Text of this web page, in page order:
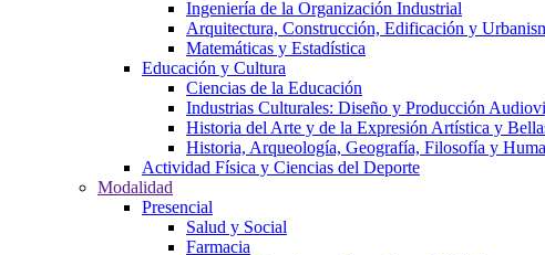
Ingeniería de la Organización Industrial
Arquitectura, Construcción, Edificación y
Matemáticas y Estadística
Educación y Cultura
Ciencias de la Educación
Industrias Culturales: Diseño y Producción
Historia del Arte y de la Expresión Artística y
Historia, Arqueología, Geografía, Filosofía y
Actividad Física y Ciencias del Deporte
Modalidad
Presencial
Salud y Social
Farmacia